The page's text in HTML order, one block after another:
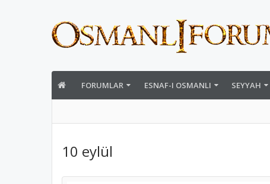
FORUMLAR ESNAF-I OSMANLI SEYYAH
10 eylül